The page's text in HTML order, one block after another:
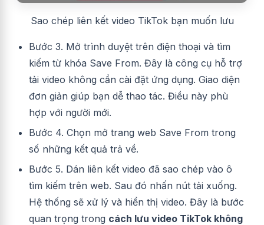
Sao chép liên kết video TikTok bạn muốn lưu
Bước 3. Mở trình duyệt trên điện thoại và tìm
kiếm từ khóa Save From. Đây là công cụ hỗ trợ
tải video không cần cài đặt ứng dụng. Giao diện
đơn giản giúp bạn dễ thao tác. Điều này phù
hợp với người mới.
Bước 4. Chọn mở trang web Save From trong
số những kết quả trả về.
Bước 5. Dán liên kết video đã sao chép vào ô
tìm kiếm trên web. Sau đó nhấn nút tải xuống.
Hệ thống sẽ xử lý và hiển thị video. Đây là bước
quan trọng trong cách lưu video TikTok không